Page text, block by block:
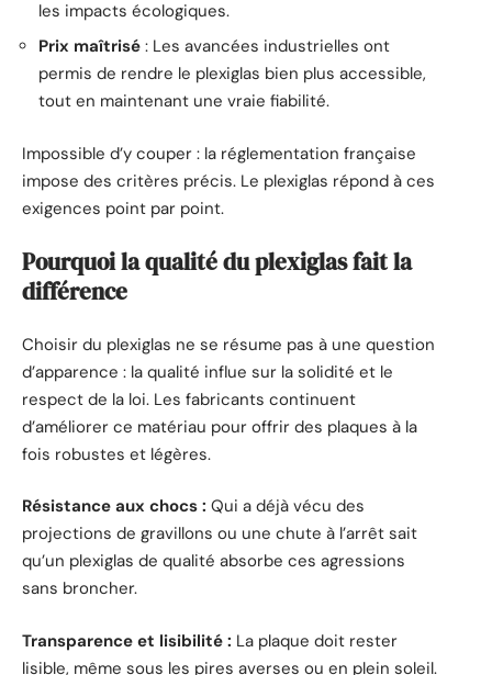
les impacts écologiques.
Prix maîtrisé : Les avancées industrielles ont
permis de rendre le plexiglas bien plus accessible,
tout en maintenant une vraie fiabilité.
Impossible d’y couper : la réglementation française
impose des critères précis. Le plexiglas répond à ces
exigences point par point.
Pourquoi la qualité du plexiglas fait la
différence
Choisir du plexiglas ne se résume pas à une question
d’apparence : la qualité influe sur la solidité et le
respect de la loi. Les fabricants continuent
d’améliorer ce matériau pour offrir des plaques à la
fois robustes et légères.
Résistance aux chocs : Qui a déjà vécu des
projections de gravillons ou une chute à l’arrêt sait
qu’un plexiglas de qualité absorbe ces agressions
sans broncher.
Transparence et lisibilité : La plaque doit rester
lisible, même sous les pires averses ou en plein soleil.